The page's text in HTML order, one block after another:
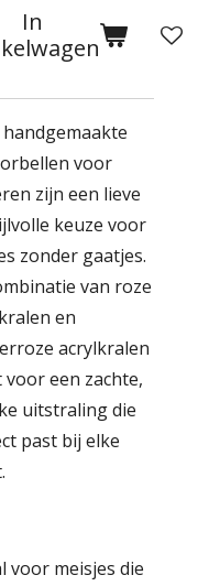
In
handgemaakte
voor
zijn een lieve
keuze voor
zonder gaatjes.
van roze
en
acrylkralen
een zachte,
uitstraling die
past bij elke
voor meisjes die